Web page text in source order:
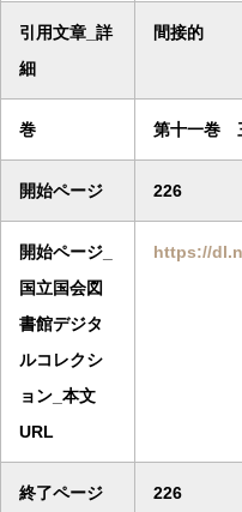
引用文章_詳
細
間接的
巻 第十一巻
開始ページ 226
開始ページ_
国立国会図
書館デジタ
ルコレクシ
ョン_本文
URL
https://
終了ページ 226